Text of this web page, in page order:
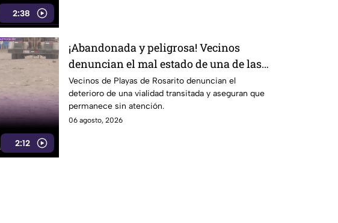
2:38
2:12
¡Abandonada y peligrosa! Vecinos
denuncian el mal estado de una de las
calles más transitadas de Rosarito
Vecinos de Playas de Rosarito denuncian el
deterioro de una vialidad transitada y aseguran que
permanece sin atención.
06 agosto, 2026